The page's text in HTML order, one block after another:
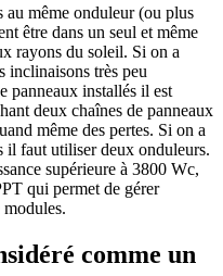
au même onduleur (ou plus
être dans un seul et même
rayons du soleil. Si on a
inclinaisons très peu
panneaux installés il est
deux chaînes de panneaux
même des pertes. Si on a
il faut utiliser deux onduleurs.
supérieure à 3800 Wc,
qui permet de gérer
comme un